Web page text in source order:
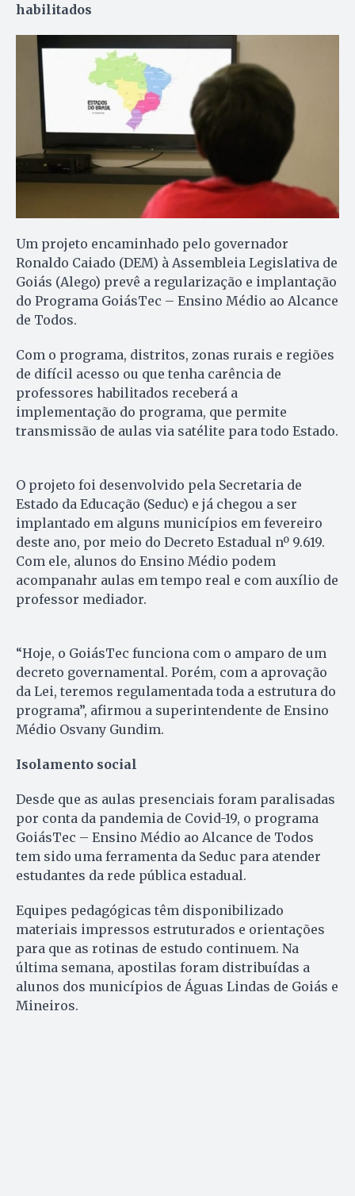
habilitados
Um projeto encaminhado pelo governador
Ronaldo Caiado (DEM) à Assembleia Legislativa de
Goiás (Alego) prevê a regularização e implantação
do Programa GoiásTec – Ensino Médio ao Alcance
de Todos.
Com o programa, distritos, zonas rurais e regiões
de difícil acesso ou que tenha carência de
professores habilitados receberá a
implementação do programa, que permite
transmissão de aulas via satélite para todo Estado.
O projeto foi desenvolvido pela Secretaria de
Estado da Educação (Seduc) e já chegou a ser
implantado em alguns municípios em fevereiro
deste ano, por meio do Decreto Estadual nº 9.619.
Com ele, alunos do Ensino Médio podem
acompanahr aulas em tempo real e com auxílio de
professor mediador.
“Hoje, o GoiásTec funciona com o amparo de um
decreto governamental. Porém, com a aprovação
da Lei, teremos regulamentada toda a estrutura do
programa”, afirmou a superintendente de Ensino
Médio Osvany Gundim.
Isolamento social
Desde que as aulas presenciais foram paralisadas
por conta da pandemia de Covid-19, o programa
GoiásTec – Ensino Médio ao Alcance de Todos
tem sido uma ferramenta da Seduc para atender
estudantes da rede pública estadual.
Equipes pedagógicas têm disponibilizado
materiais impressos estruturados e orientações
para que as rotinas de estudo continuem. Na
última semana, apostilas foram distribuídas a
alunos dos municípios de Águas Lindas de Goiás e
Mineiros.